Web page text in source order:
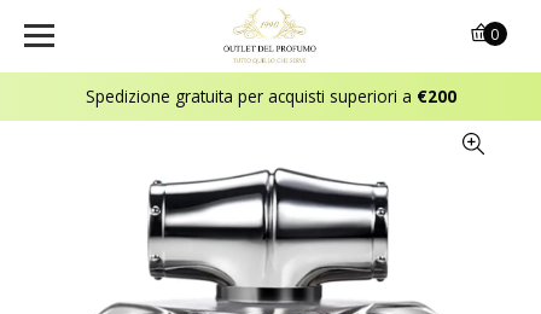
Spedizione gratuita per acquisti superiori a €200
0